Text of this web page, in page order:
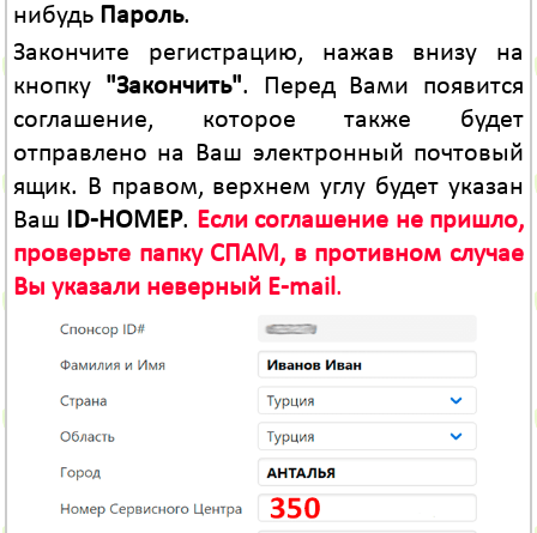
нибудь Пароль.
Закончите регистрацию, нажав внизу на
кнопку "Закончить". Перед Вами появится
соглашение, которое также будет
отправлено на Ваш электронный почтовый
ящик. В правом, верхнем углу будет указан
Ваш ID-НОМЕР. Если соглашение не пришло,
проверьте папку СПАМ, в противном случае
Вы указали неверный E-mail.